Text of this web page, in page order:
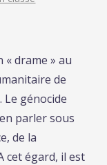
« drame » au
de
Le génocide
parler sous
de la
cet égard, il est